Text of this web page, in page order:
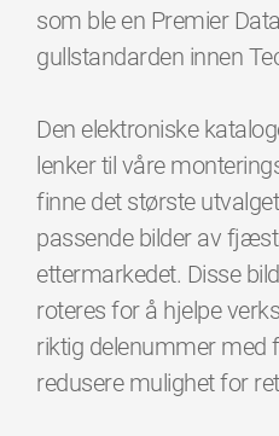
som ble en Premier
gullstandarden innen
Den elektroniske
lenker til våre
finne det største
passende bilder av
ettermarkedet. Disse
roteres for å hjelpe
riktig delenummer med
redusere mulighet for